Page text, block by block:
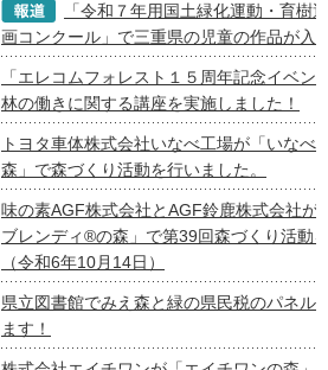
「令和７年用国土緑化運動・育樹
画コンクール」で三重県の児童の作品が入
「エレコムフォレスト１５周年記念イベン
林の働きに関する講座を実施しました！
トヨタ車体株式会社いなべ工場が「いなべ
森」で森づくり活動を行いました。
味の素AGF株式会社とAGF鈴鹿株式会社が
ブレンディ®の森」で第39回森づくり活動
（令和6年10月14日）
県立図書館でみえ森と緑の県民税のパネル
ます！